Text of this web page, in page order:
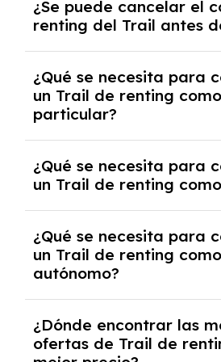
tendrás que pagar ningún
salvo en casos que lo exija
debido al resultado del
económica.
¿Se puede cancelar el
renting del Trail antes
pero puede haber
cancelación anticipada. Es
las condiciones del contrato
experto que te asesore.
¿Qué se necesita para
un Trail de renting como
particular?
y, en algunos casos, una
crediticia y un pago inicial.
¿Qué se necesita para
un Trail de renting
documentación financiera y,
casos, un informe de
y un pago inicial.
¿Qué se necesita para
un Trail de renting como
autónomo?
autónomos, justificante de
algunos casos, un informe
¿Dónde encontrar las
ofertas de Trail de